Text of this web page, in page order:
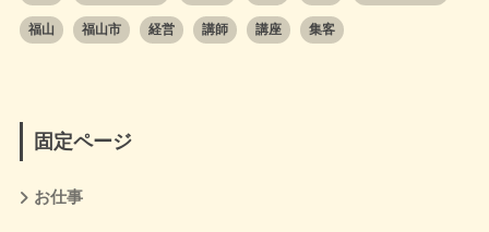
福山 福山市 経営 講師 講座 集客
固定ページ
お仕事